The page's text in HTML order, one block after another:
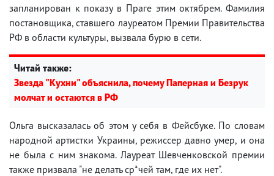
запланирован к показу в Праге этим октябрем. Фамилия
постановщика, ставшего лауреатом Премии Правительства
РФ в области культуры, вызвала бурю в сети.
Читай также:
Звезда "Кухни" объяснила, почему Паперная и Безрук
молчат и остаются в РФ
Ольга высказалась об этом у себя в Фейсбуке. По словам
народной артистки Украины, режиссер давно умер, и она
не была с ним знакома. Лауреат Шевченковской премии
также призвала "не делать ср*чей там, где их нет".